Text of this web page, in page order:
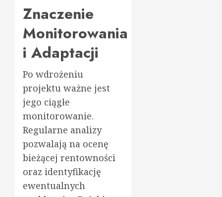
Znaczenie
Monitorowania
i Adaptacji
Po wdrożeniu
projektu ważne jest
jego ciągłe
monitorowanie.
Regularne analizy
pozwalają na ocenę
bieżącej rentowności
oraz identyfikację
ewentualnych